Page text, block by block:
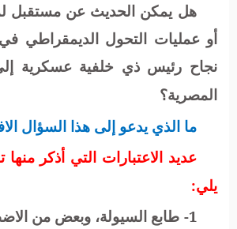
هل يمكن الحديث عن مستقبل
أو عمليات التحول الديمقراطي
نجاح رئيس ذي خلفية عسكرية
المصرية؟
ما الذي يدعو إلى هذا السؤال
عديد الاعتبارات التي أذكر منها
يلي:
1- طابع السيولة، وبعض من